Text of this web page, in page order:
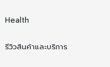
Health
รีวิวสินค้าและบริการ